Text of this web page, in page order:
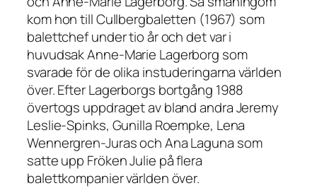
kom hon till Cullbergbaletten (1967) som
balettchef under tio år och det var i
huvudsak Anne-Marie Lagerborg som
svarade för de olika instuderingarna världen
över. Efter Lagerborgs bortgång 1988
övertogs uppdraget av bland andra Jeremy
Leslie-Spinks, Gunilla Roempke, Lena
Wennergren-Juras och Ana Laguna som
satte upp Fröken Julie på flera
balettkompanier världen över.